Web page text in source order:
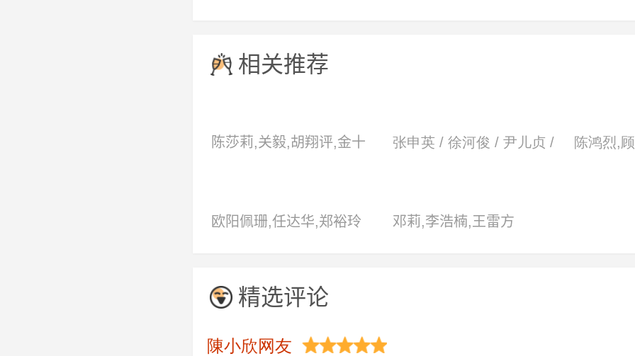
相关推荐
陈莎莉,关毅,胡翔评,金十
丰,王瑞,王志刚,张晨光,张
张申英 / 徐河俊 / 尹儿贞 /
陈鸿烈,
欧阳佩珊,任达华,郑裕玲
邓莉,李浩楠,王雷方
精选评论
陳小欣网友